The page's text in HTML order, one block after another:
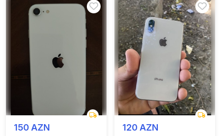
150 AZN 120 AZN